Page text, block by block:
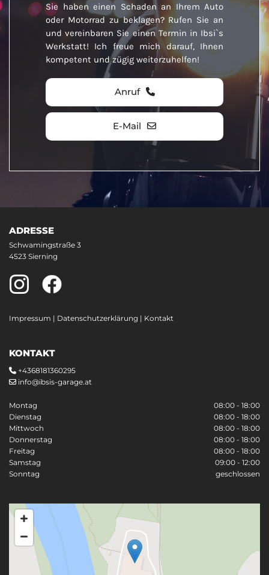
Sie haben einen Schaden an Ihrem Auto
oder Motorrad zu beklagen? Rufen Sie an
und vereinbaren Sie einen Termin in Ibsi`s
Werkstatt! Ich freue mich darauf, Ihnen
kompetent und zügig weiterzuhelfen!
Anruf
E-Mail
ADRESSE
Schwamingstraße 3
4523 Sierning
Impressum | Datenschutzerklärung | Kontakt
KONTAKT
 +4368181360295
 info@ibsis-garage.at
Montag
08:00 - 18:00
Dienstag
08:00 - 18:00
Mittwoch
08:00 - 18:00
Donnerstag
08:00 - 18:00
Freitag
08:00 - 18:00
Samstag
09:00 - 12:00
Sonntag
geschlossen